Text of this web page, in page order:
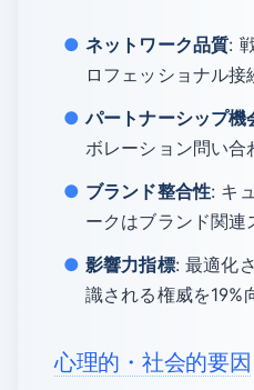
ネットワーク品質:
ロフェッショナル
パートナーシップ機
ボレーション問い合
ブランド整合性: キ
ークはブランド関
影響力指標: 最適化
識される権威を19%
心理的・社会的要因